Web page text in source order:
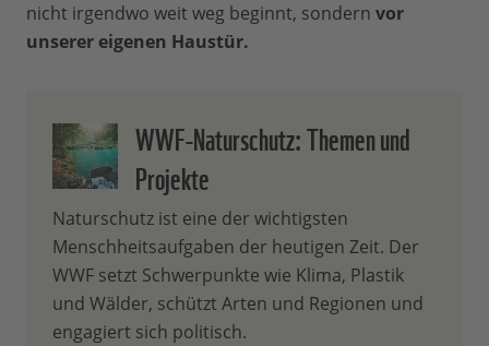
nicht irgendwo weit weg beginnt, sondern vor
unserer eigenen Haustür.
WWF-Naturschutz: Themen und
Projekte
Naturschutz ist eine der wichtigsten
Menschheitsaufgaben der heutigen Zeit. Der
WWF setzt Schwerpunkte wie Klima, Plastik
und Wälder, schützt Arten und Regionen und
engagiert sich politisch.